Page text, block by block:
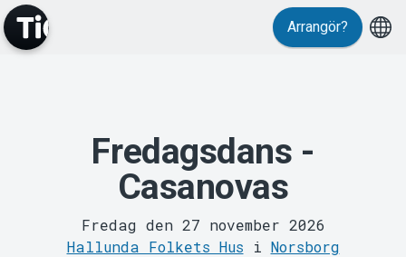
MyTickster
Arrangör?
Fredagsdans -
Casanovas
Fredag den 27 november 2026
Hallunda Folkets Hus i Norsborg